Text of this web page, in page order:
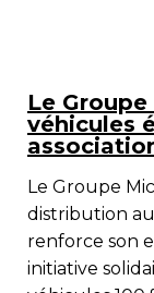
Le
véhicules
Le Groupe
distribution
renforce son
initiative